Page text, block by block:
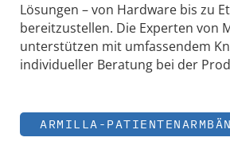
Lösungen – von Hardware bis zu
bereitzustellen. Die Experten von
unterstützen mit umfassendem
individueller Beratung bei der
ARMILLA-